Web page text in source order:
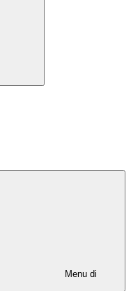
Menu di